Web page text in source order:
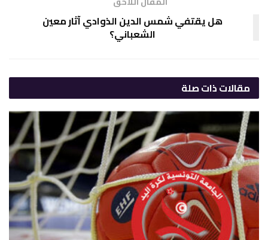
هل يقتفي شمس الدين الذوادي آثار معين
الشعباني؟
مقالاتذات صلة